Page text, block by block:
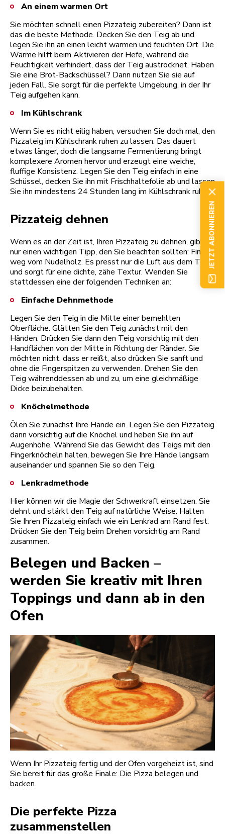
An einem warmen Ort
Sie möchten schnell einen Pizzateig zubereiten? Dann ist
das die beste Methode. Decken Sie den Teig ab und
legen Sie ihn an einen leicht warmen und feuchten Ort. Die
Wärme hilft beim Aktivieren der Hefe, während die
Feuchtigkeit verhindert, dass der Teig austrocknet. Haben
Sie eine Brot-Backschüssel? Dann nutzen Sie sie auf
jeden Fall. Sie sorgt für die perfekte Umgebung, in der Ihr
Teig aufgehen kann.
Im Kühlschrank
Wenn Sie es nicht eilig haben, versuchen Sie doch mal, den
Pizzateig im Kühlschrank ruhen zu lassen. Das dauert
etwas länger, doch die langsame Fermentierung bringt
komplexere Aromen hervor und erzeugt eine weiche,
fluffige Konsistenz. Legen Sie den Teig einfach in eine
Schüssel, decken Sie ihn mit Frischhaltefolie ab und lassen
Sie ihn mindestens 24 Stunden lang im Kühlschrank ruhen.
Pizzateig dehnen
Wenn es an der Zeit ist, Ihren Pizzateig zu dehnen, gibt es
nur einen wichtigen Tipp, den Sie beachten sollten: Finger
weg vom Nudelholz. Es presst nur die Luft aus dem Teig
und sorgt für eine dichte, zähe Textur. Wenden Sie
stattdessen eine der folgenden Techniken an:
Einfache Dehnmethode
Legen Sie den Teig in die Mitte einer bemehlten
Oberfläche. Glätten Sie den Teig zunächst mit den
Händen. Drücken Sie dann den Teig vorsichtig mit den
Handflächen von der Mitte in Richtung der Ränder. Sie
möchten nicht, dass er reißt, also drücken Sie sanft und
ohne die Fingerspitzen zu verwenden. Drehen Sie den
Teig währenddessen ab und zu, um eine gleichmäßige
Dicke beizubehalten.
Knöchelmethode
Ölen Sie zunächst Ihre Hände ein. Legen Sie den Pizzateig
dann vorsichtig auf die Knöchel und heben Sie ihn auf
Augenhöhe. Während Sie das Gewicht des Teigs mit den
Fingerknöcheln halten, bewegen Sie Ihre Hände langsam
auseinander und spannen Sie so den Teig.
Lenkradmethode
Hier können wir die Magie der Schwerkraft einsetzen. Sie
dehnt und stärkt den Teig auf natürliche Weise. Halten
Sie Ihren Pizzateig einfach wie ein Lenkrad am Rand fest.
Drücken Sie den Teig beim Drehen vorsichtig am Rand
zusammen.
Belegen und Backen –
werden Sie kreativ mit Ihren
Toppings und dann ab in den
Ofen
Wenn Ihr Pizzateig fertig und der Ofen vorgeheizt ist, sind
Sie bereit für das große Finale: Die Pizza belegen und
backen.
Die perfekte Pizza
zusammenstellen
JETZT ABONNIEREN